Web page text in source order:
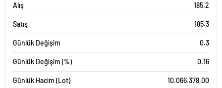
Alış 185.2
Satış 185.3
Günlük Değişim 0.3
Günlük Değişim (%) 0.16
Günlük Hacim (Lot) 10.066.378,00